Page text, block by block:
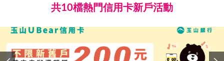
共10檔熱門信用卡新戶活動